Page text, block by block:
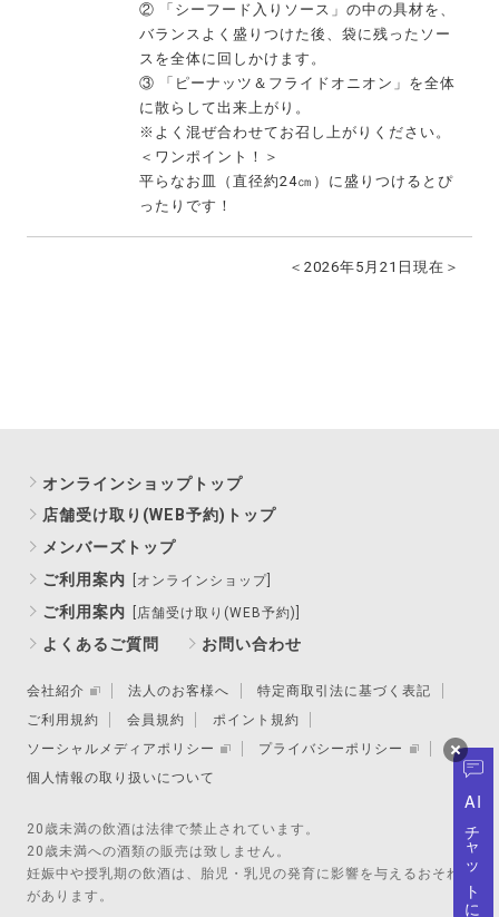
② 「シーフード入りソース」の中の具材を、
バランスよく盛りつけた後、袋に残ったソー
スを全体に回しかけます。
③ 「ピーナッツ＆フライドオニオン」を全体
に散らして出来上がり。
※よく混ぜ合わせてお召し上がりください。
＜ワンポイント！＞
平らなお皿（直径約24㎝）に盛りつけるとぴ
ったりです！
＜2026年5月21日現在＞
オンラインショップトップ
店舗受け取り(WEB予約)トップ
メンバーズトップ
ご利用案内
[オンラインショップ]
ご利用案内 [店舗受け取り(WEB予約)]
よくあるご質問 お問い合わせ
会社紹介 法人のお客様へ
特定商取引法に基づく表記
ご利用規約
会員規約
ポイント規約
ソーシャルメディアポリシー
プライバシーポリシー
個人情報の取り扱いについて
20歳未満の飲酒は法律で禁止されています。
20歳未満への酒類の販売は致しません。
妊娠中や授乳期の飲酒は、胎児・乳児の発育に影響を与えるおそれ
があります。
AI
チャットに質問